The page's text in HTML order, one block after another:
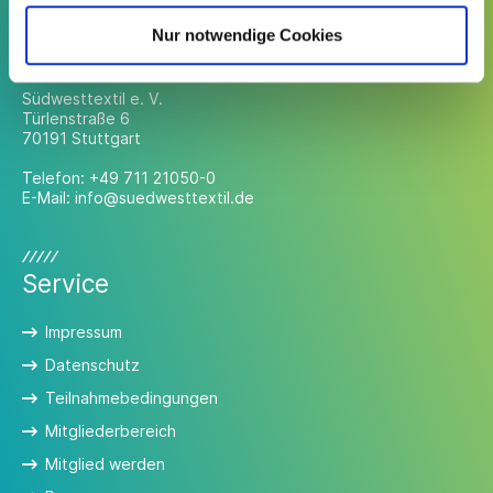
Nur notwendige Cookies
Südwesttextil e. V.
Türlenstraße 6
70191 Stuttgart
Telefon: +49 711 21050-0
E-Mail: info@suedwesttextil.de
Service
Impressum
Datenschutz
Teilnahmebedingungen
Mitgliederbereich
Mitglied werden